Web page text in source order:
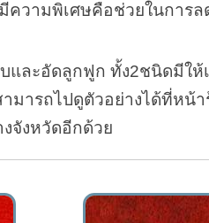
วามพิเศษคือช่วยในการลด
และอัดลูกฟูก ทั้ง2ชนิดมีให้
มารถไปดูตัวอย่างได้ที่หน้
จังหวัดอีกด้วย